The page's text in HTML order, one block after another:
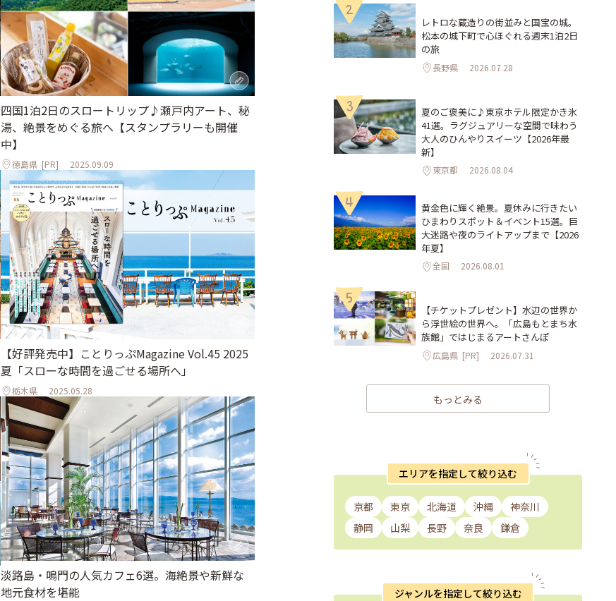
四国1泊2日のスロートリップ♪瀬戸内アート、秘
湯、絶景をめぐる旅へ【スタンプラリーも開催
中】
徳島県 [PR] 2025.09.09
【好評発売中】ことりっぷMagazine Vol.45 2025
夏「スローな時間を過ごせる場所へ」
栃木県 2025.05.28
淡路島・鳴門の人気カフェ6選。海絶景や新鮮な
地元食材を堪能
2
レトロな蔵造りの街並みと国宝の城。
松本の城下町で心ほぐれる週末1泊2日
の旅
長野県 2026.07.28
3
夏のご褒美に♪東京ホテル限定かき氷
41選。ラグジュアリーな空間で味わう
大人のひんやりスイーツ【2026年最
新】
東京都 2026.08.04
4
黄金色に輝く絶景。夏休みに行きたい
ひまわりスポット＆イベント15選。巨
大迷路や夜のライトアップまで【2026
年夏】
全国 2026.08.01
5
【チケットプレゼント】水辺の世界か
ら浮世絵の世界へ。「広島もとまち水
族館」ではじまるアートさんぽ
広島県 [PR] 2026.07.31
もっとみる
エリアを指定して絞り込む
京都 東京 北海道 沖縄
神奈川
静岡
山梨 長野 奈良 鎌倉
ジャンルを指定して絞り込む